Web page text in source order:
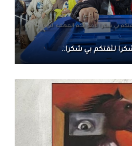
بي شكرا لاصواتكم المهمه التي
لثقتكم بي شكرا..